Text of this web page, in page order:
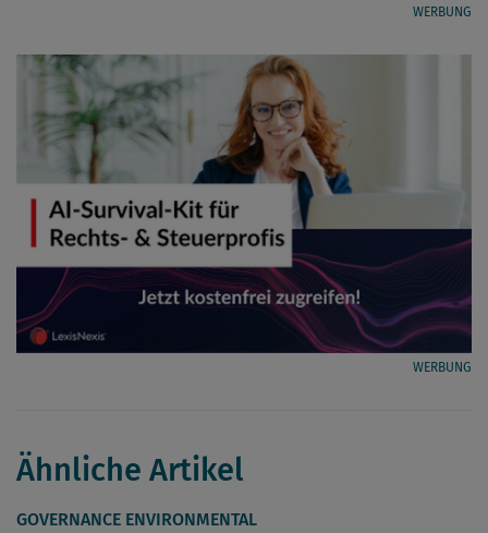
WERBUNG
WERBUNG
Ähnliche Artikel
GOVERNANCE ENVIRONMENTAL